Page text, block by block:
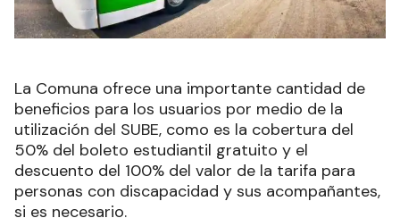
La Comuna ofrece una importante cantidad de
beneficios para los usuarios por medio de la
utilización del SUBE, como es la cobertura del
50% del boleto estudiantil gratuito y el
descuento del 100% del valor de la tarifa para
personas con discapacidad y sus acompañantes,
si es necesario.